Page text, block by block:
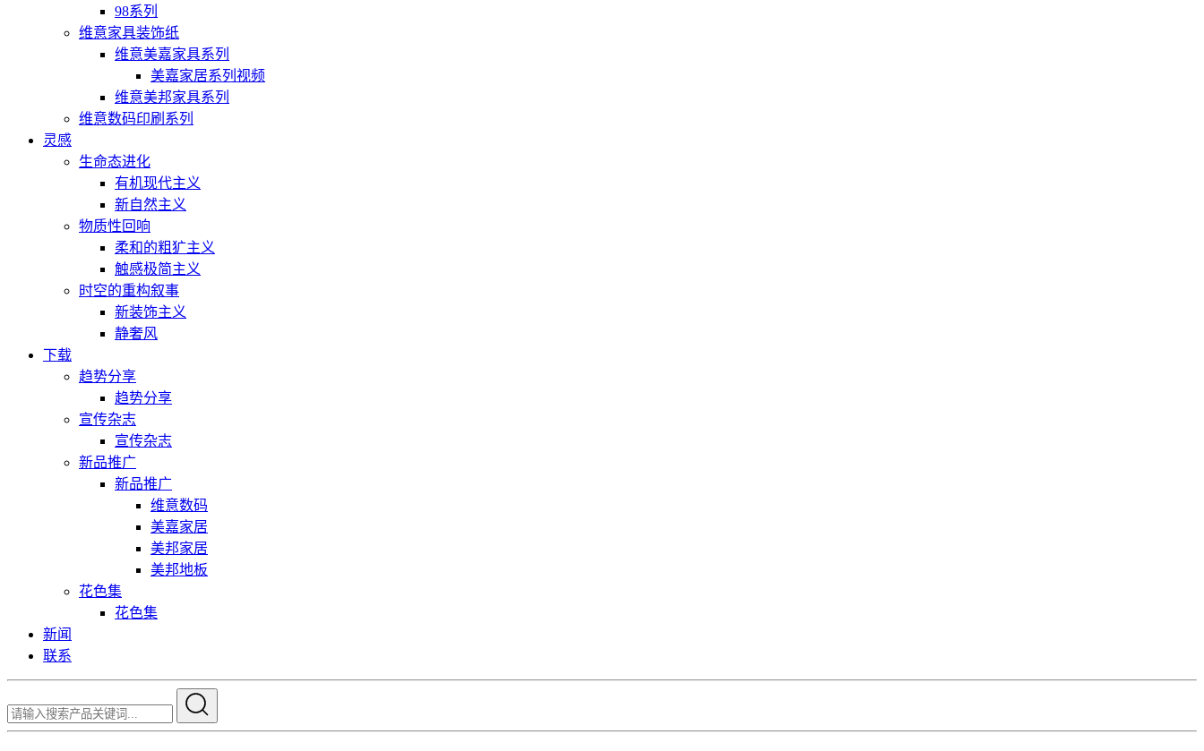
98系列
维意家具装饰纸
维意美嘉家具系列
美嘉家居系列视频
维意美邦家具系列
维意数码印刷系列
灵感
生命态进化
有机现代主义
新自然主义
物质性回响
柔和的粗犷主义
触感极简主义
时空的重构叙事
新装饰主义
静奢风
下载
趋势分享
趋势分享
宣传杂志
宣传杂志
新品推广
新品推广
维意数码
美嘉家居
美邦家居
美邦地板
花色集
花色集
新闻
联系